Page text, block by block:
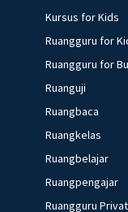
Kursus for Kids
Ruangguru for
Ruangguru for
Ruanguji
Ruangbaca
Ruangkelas
Ruangbelajar
Ruangpengajar
Ruangguru Privat